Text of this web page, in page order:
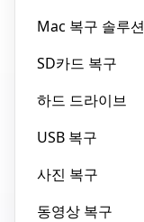
Mac 복구 솔루션
SD카드 복구
하드 드라이브
USB 복구
사진 복구
동영상 복구